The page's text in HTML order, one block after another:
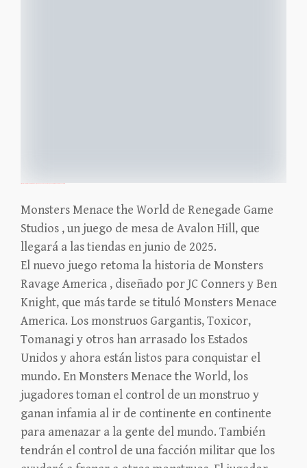
Monsters Menace the World de Renegade Game
Studios , un juego de mesa de Avalon Hill, que
llegará a las tiendas en junio de 2025.
El nuevo juego retoma la historia de Monsters
Ravage America , diseñado por JC Conners y Ben
Knight, que más tarde se tituló Monsters Menace
America. Los monstruos Gargantis, Toxicor,
Tomanagi y otros han arrasado los Estados
Unidos y ahora están listos para conquistar el
mundo. En Monsters Menace the World, los
jugadores toman el control de un monstruo y
ganan infamia al ir de continente en continente
para amenazar a la gente del mundo. También
tendrán el control de una facción militar que los